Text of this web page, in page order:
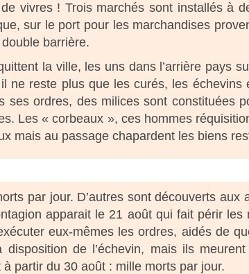
vivres ! Trois marchés sont installés à
sur le port pour les marchandises
barrière.
la ville, les uns dans l’arrière pays
ne reste plus que les curés, les
ses ordres, des milices sont constituées
Les « corbeaux », ces hommes
mais au passage chapardent les biens
par jour. D’autres sont découverts
apparait le 21 août qui fait périr
eux-mêmes les ordres, aidés de
de l’échevin, mais ils
partir du 30 août : mille morts par jour.